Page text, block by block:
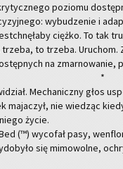
po­zio­mu
wy­bu­dze­nie i
cięż­ko. To tak
trze­ba, to trze­ba.
na zmar­no­wa­nie,
*
Me­cha­nicz­ny głos
ma­ja­czył, nie wie­dząc
życie.
(™) wy­co­fał pasy,
się mi­mo­wol­ne,